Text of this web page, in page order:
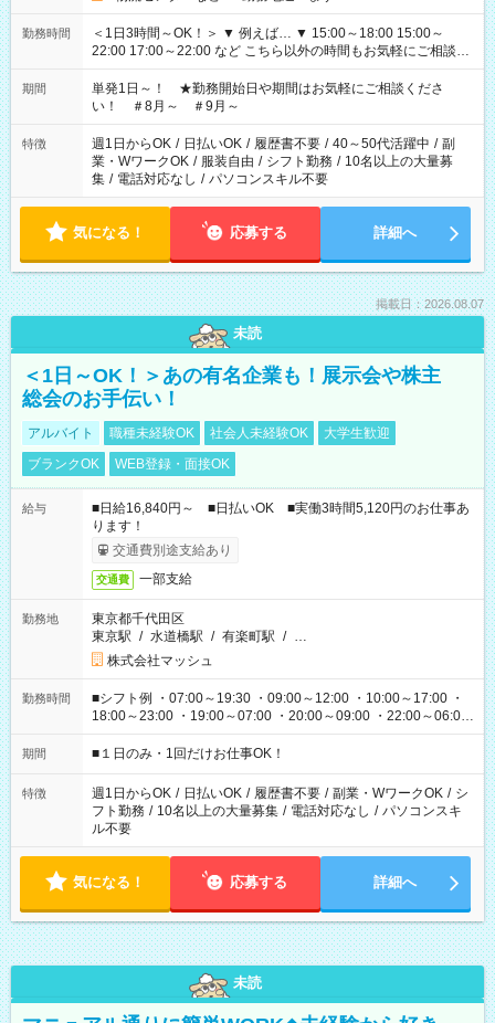
勤務時間
＜1日3時間～OK！＞ ▼ 例えば… ▼ 15:00～18:00 15:00～
22:00 17:00～22:00 など こちら以外の時間もお気軽にご相談く
ださい！
期間
単発1日～！ ★勤務開始日や期間はお気軽にご相談くださ
い！ ＃8月～ ＃9月～
特徴 週1日からOK / 日払いOK / 履歴書不要 / 40～50代活躍中 / 副
業・WワークOK / 服装自由 / シフト勤務 / 10名以上の大量募
集 / 電話対応なし / パソコンスキル不要
気になる！ 応募する 詳細へ
掲載日：2026.08.07
未読
＜1日～OK！＞あの有名企業も！展示会や株主
総会のお手伝い！
アルバイト 職種未経験OK 社会人未経験OK
大学生歓迎
ブランクOK
WEB登録・面接OK
給与
■日給16,840円～ ■日払いOK ■実働3時間5,120円のお仕事あ
ります！
交通費別途支給あり
交通費 一部支給
勤務地
東京都千代田区
東京駅 / 水道橋駅 / 有楽町駅 / …
株式会社マッシュ
勤務時間
■シフト例 ・07:00～19:30 ・09:00～12:00 ・10:00～17:00 ・
18:00～23:00 ・19:00～07:00 ・20:00～09:00 ・22:00～06:00
etc ★最短で3時間で5,120円のお仕事から 15時間で2万円近く稼
げるお仕事も！ ご希望のお時間に合わせてご紹介！ ※シフトは
ください！
期間 ■１日のみ・1回だけお仕事OK！
特徴 週1日からOK / 日払いOK / 履歴書不要 / 副業・WワークOK / シ
フト勤務 / 10名以上の大量募集 / 電話対応なし / パソコンスキ
ル不要
気になる！ 応募する 詳細へ
未読